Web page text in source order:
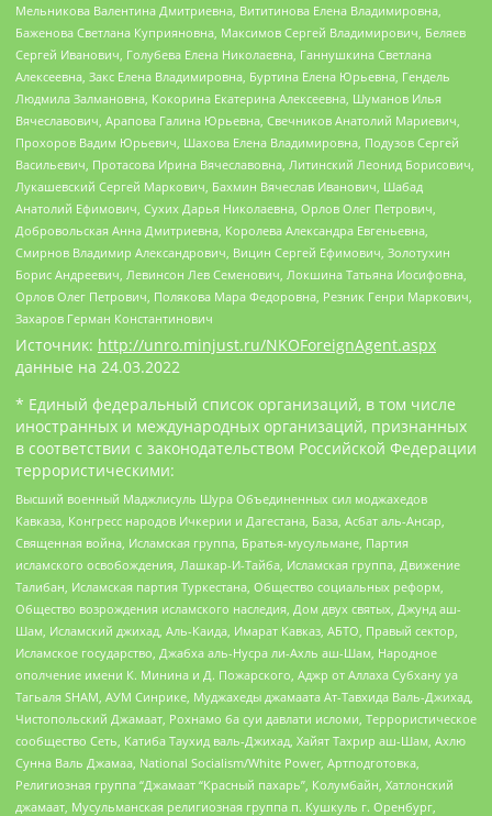
Мельникова Валентина Дмитриевна, Вититинова Елена Владимировна,
Баженова Светлана Куприяновна, Максимов Сергей Владимирович, Беляев
Сергей Иванович, Голубева Елена Николаевна, Ганнушкина Светлана
Алексеевна, Закс Елена Владимировна, Буртина Елена Юрьевна, Гендель
Людмила Залмановна, Кокорина Екатерина Алексеевна, Шуманов Илья
Вячеславович, Арапова Галина Юрьевна, Свечников Анатолий Мариевич,
Прохоров Вадим Юрьевич, Шахова Елена Владимировна, Подузов Сергей
Васильевич, Протасова Ирина Вячеславовна, Литинский Леонид Борисович,
Лукашевский Сергей Маркович, Бахмин Вячеслав Иванович, Шабад
Анатолий Ефимович, Сухих Дарья Николаевна, Орлов Олег Петрович,
Добровольская Анна Дмитриевна, Королева Александра Евгеньевна,
Смирнов Владимир Александрович, Вицин Сергей Ефимович, Золотухин
Борис Андреевич, Левинсон Лев Семенович, Локшина Татьяна Иосифовна,
Орлов Олег Петрович, Полякова Мара Федоровна, Резник Генри Маркович,
Захаров Герман Константинович
Источник: http://unro.minjust.ru/NKOForeignAgent.aspx
данные на 24.03.2022
* Единый федеральный список организаций, в том числе
иностранных и международных организаций, признанных
в соответствии с законодательством Российской Федерации
террористическими:
Высший военный Маджлисуль Шура Объединенных сил моджахедов
Кавказа, Конгресс народов Ичкерии и Дагестана, База, Асбат аль-Ансар,
Священная война, Исламская группа, Братья-мусульмане, Партия
исламского освобождения, Лашкар-И-Тайба, Исламская группа, Движение
Талибан, Исламская партия Туркестана, Общество социальных реформ,
Общество возрождения исламского наследия, Дом двух святых, Джунд аш-
Шам, Исламский джихад, Аль-Каида, Имарат Кавказ, АБТО, Правый сектор,
Исламское государство, Джабха аль-Нусра ли-Ахль аш-Шам, Народное
ополчение имени К. Минина и Д. Пожарского, Аджр от Аллаха Субхану уа
Тагьаля SHAM, АУМ Синрике, Муджахеды джамаата Ат-Тавхида Валь-Джихад,
Чистопольский Джамаат, Рохнамо ба суи давлати исломи, Террористическое
сообщество Сеть, Катиба Таухид валь-Джихад, Хайят Тахрир аш-Шам, Ахлю
Сунна Валь Джамаа, National Socialism/White Power, Артподготовка,
Религиозная группа “Джамаат “Красный пахарь”, Колумбайн, Хатлонский
джамаат, Мусульманская религиозная группа п. Кушкуль г. Оренбург,